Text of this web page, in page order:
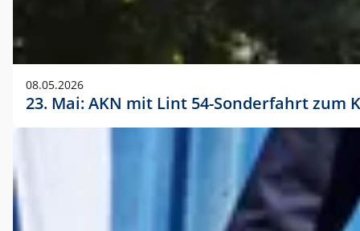
08.05.2026
23. Mai: AKN mit Lint 54-Sonderfahrt